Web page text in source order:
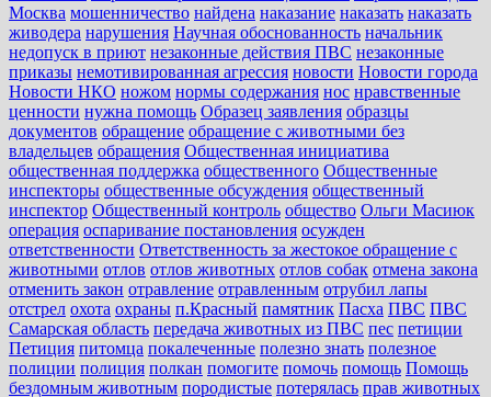
Москва мошенничество найдена наказание наказать наказать
живодера нарушения Научная обоснованность начальник
недопуск в приют незаконные действия ПВС незаконные
приказы немотивированная агрессия новости Новости города
Новости НКО ножом нормы содержания нос нравственные
ценности нужна помощь Образец заявления образцы
документов обращение обращение с животными без
владельцев обращения Общественная инициатива
общественная поддержка общественного Общественные
инспекторы общественные обсуждения общественный
инспектор Общественный контроль общество Ольги Масиюк
операция оспаривание постановления осужден
ответственности Ответственность за жестокое обращение с
животными отлов отлов животных отлов собак отмена закона
отменить закон отравление отравленным отрубил лапы
отстрел охота охраны п.Красный памятник Пасха ПВС ПВС
Самарская область передача животных из ПВС пес петиции
Петиция питомца покалеченные полезно знать полезное
полиции полиция полкан помогите помочь помощь Помощь
бездомным животным породистые потерялась прав животных